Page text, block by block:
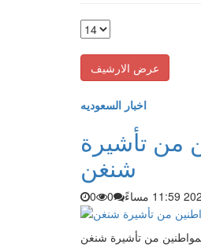
اخبار السعوديه
من تأشيرة
شنغن
0
0
من تأشيرة شنغن